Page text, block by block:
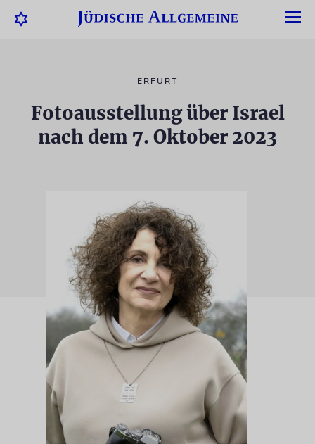
ERFURT
Fotoausstellung über Israel
nach dem 7. Oktober 2023